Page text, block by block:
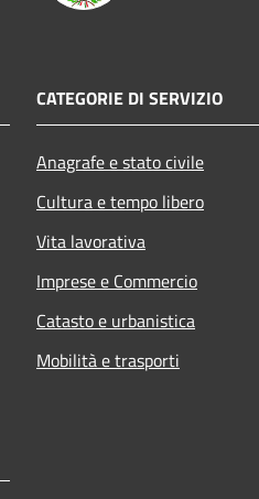
CATEGORIE DI SERVIZIO
Anagrafe e stato civile
Cultura e tempo libero
Vita lavorativa
Imprese e Commercio
Catasto e urbanistica
Mobilità e trasporti